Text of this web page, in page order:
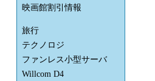
映画館割引情報
旅行
テクノロジ
ファンレス小型サーバ
Willcom D4